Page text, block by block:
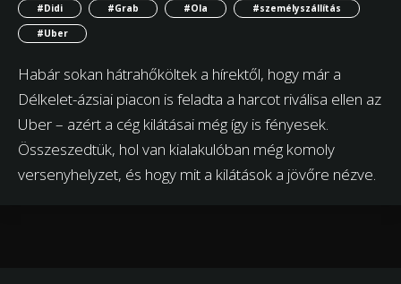
#Didi #Grab #Ola
#személyszállítás
#Uber
Habár sokan hátrahőköltek a hírektől, hogy már a
Délkelet-ázsiai piacon is feladta a harcot riválisa ellen az
Uber – azért a cég kilátásai még így is fényesek.
Összeszedtük, hol van kialakulóban még komoly
versenyhelyzet, és hogy mit a kilátások a jövőre nézve.